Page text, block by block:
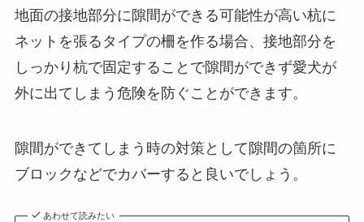
地面の接地部分に隙間ができる可能性が高い杭に
ネットを張るタイプの柵を作る場合、接地部分を
しっかり杭で固定することで隙間ができず愛犬が
外に出てしまう危険を防ぐことができます。
隙間ができてしまう時の対策として隙間の箇所に
ブロックなどでカバーすると良いでしょう。
あわせて読みたい